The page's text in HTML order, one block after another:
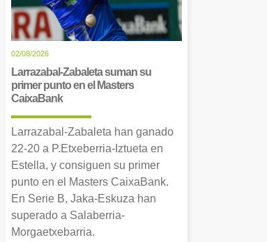
02/08/2026
Larrazabal-Zabaleta suman su
primer punto en el Masters
CaixaBank
Larrazabal-Zabaleta han ganado
22-20 a P.Etxeberria-Iztueta en
Estella, y consiguen su primer
punto en el Masters CaixaBank.
En Serie B, Jaka-Eskuza han
superado a Salaberria-
Morgaetxebarria.